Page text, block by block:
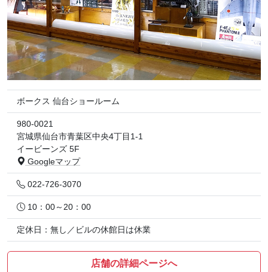
ボークス 仙台ショールーム
980-0021
宮城県仙台市青葉区中央4丁目1-1
イービーンズ 5F
Googleマップ
022-726-3070
10：00～20：00
定休日：無し／ビルの休館日は休業
店舗の詳細ページへ